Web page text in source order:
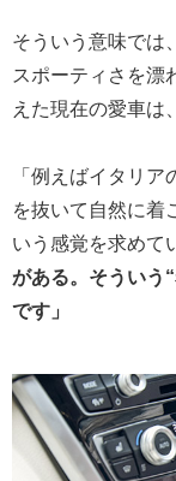
そういう意味では
スポーティさを漂
えた現在の愛車は
「例えばイタリ
を抜いて自然に着
いう感覚を求めて
がある。そういう
です」